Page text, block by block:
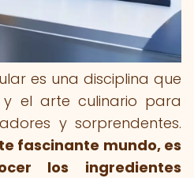
es una disciplina que
el arte culinario para
y sorprendentes.
fascinante mundo, es
los ingredientes